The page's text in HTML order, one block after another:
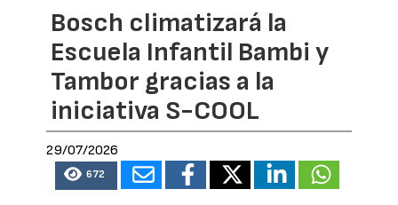
Bosch climatizará la
Escuela Infantil Bambi y
Tambor gracias a la
iniciativa S-COOL
29/07/2026
672